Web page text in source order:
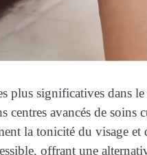
plus significatives dans
avancés de
la tonicité du visage
offrant une